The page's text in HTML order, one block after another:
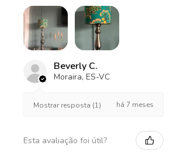
Beverly C.
Moraira, ES-VC
Mostrar resposta (1) há 7 meses
Esta avaliação foi útil?